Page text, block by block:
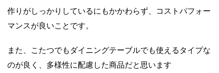
作りがしっかりしているにもかかわらず、コストパフォー
マンスが良いことです。
また、こたつでもダイニングテーブルでも使えるタイプな
のが良く、多様性に配慮した商品だと思います